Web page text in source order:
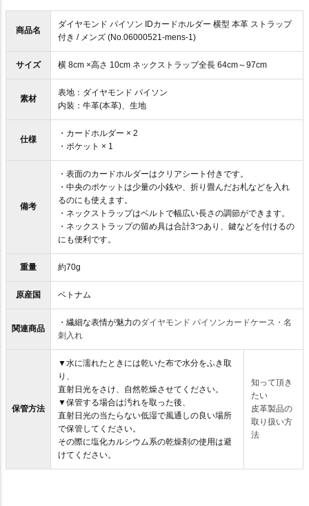
商品名
ダイヤモンド パイソン IDカードホルダー 横型 本革 ストラップ
付き / メンズ (No.06000521-mens-1)
サイズ 横 8cm ×高さ 10cm ネックストラップ全長 64cm～97cm
素材
表地：ダイヤモンド パイソン
内装：牛革(本革)、生地
仕様
・カードホルダー × 2
・ポケット × 1
備考
・表面のカードホルダーはクリアシート付きです。
・中央のポケットは少量の小銭や、折り畳んだお札などを入れ
るのにも使えます。
・ネックストラップはベルトで幅広い長さの調節ができます。
・ネックストラップの留め具は合計3つあり、鍵などを付けるの
にも便利です。
重量 約70g
原産国 ベトナム
関連商品
・繊細な表情が魅力のダイヤモンド パイソンカードケース・名
刺入れ
保管方法
▼水に濡れたときには乾いた布で水分をふき取
り、
直射日光をさけ、自然乾燥させてください。
▼保管する場合は汚れを取った後、
直射日光の当たらない低湿で風通しの良い場所
で保管してください。
その際に塩化カルシウム系の乾燥剤の使用は避
けてください。
知って頂き
たい
皮革製品の
取り扱い方
法